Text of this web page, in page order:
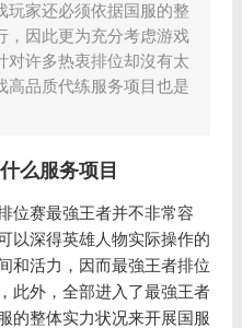
玩家还必须依据国服的整
，因此更为充分考虑游戏
对许多热衷排位却沒有太
高品质代练服务项目也是
么服务项目
赛最強王者并不非常容
以深得英雄人物实际操作的
和活力，因而最強王者排位
此外，全部进入了最強王者
的整体实力状况来开展国服